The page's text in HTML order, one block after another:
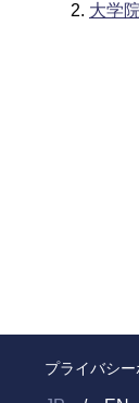
大学院
プライバシ